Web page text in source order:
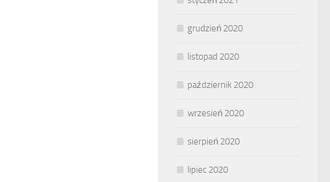
grudzień 2020
listopad 2020
październik 2020
wrzesień 2020
sierpień 2020
lipiec 2020